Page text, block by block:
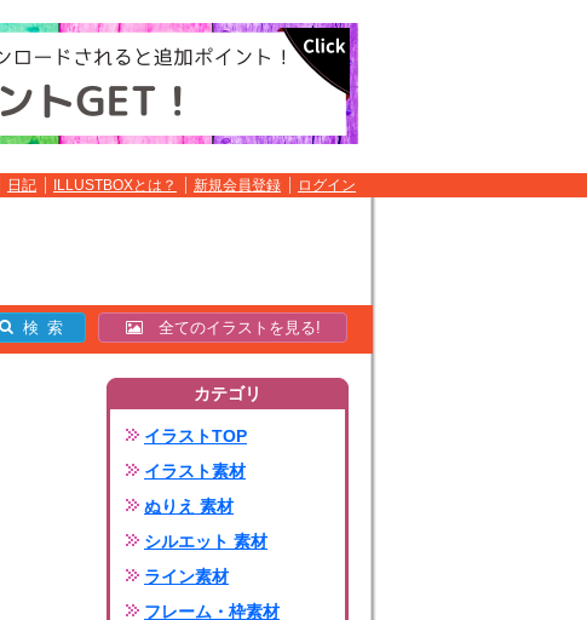
日記 ILLUSTBOXとは？ 新規会員登録 ログイン
全てのイラストを見る!
カテゴリ
イラストTOP
イラスト素材
ぬりえ 素材
シルエット 素材
ライン素材
フレーム・枠素材